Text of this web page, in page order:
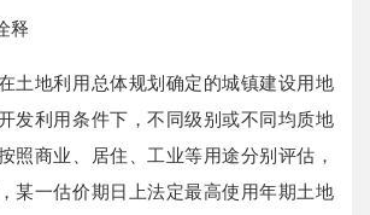
释
地利用总体规划确定的城镇建设用地
发利用条件下，不同级别或不同均质地
照商业、居住、工业等用途分别评估，
某一估价期日上法定最高使用年期土地